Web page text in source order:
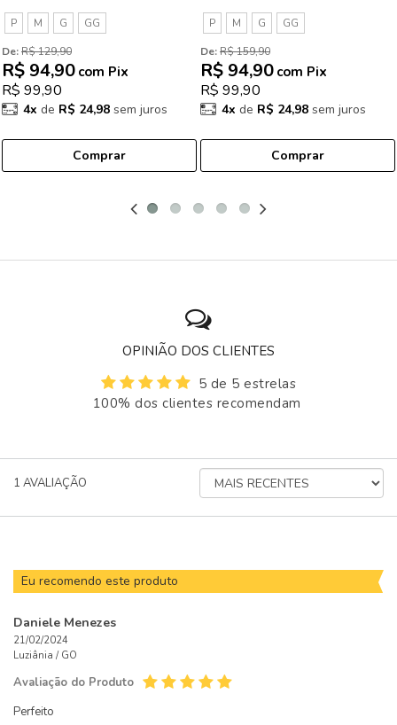
P M G
GG
De: R$ 129,90
R$ 99,90
R$ 94,90 com Pix
4x de R$ 24,98 sem juros
Comprar
P M G
GG
De: R$ 159,90
R$ 99,90
R$ 94,90 com Pix
4x de R$ 24,98 sem juros
Comprar
OPINIÃO DOS CLIENTES
5 de 5 estrelas
100% dos clientes recomendam
1 AVALIAÇÃO
ORDENAR
AVALIAÇÕES
Eu recomendo este produto
Daniele Menezes
21/02/2024
Luziânia / GO
Avaliação do Produto
Perfeito